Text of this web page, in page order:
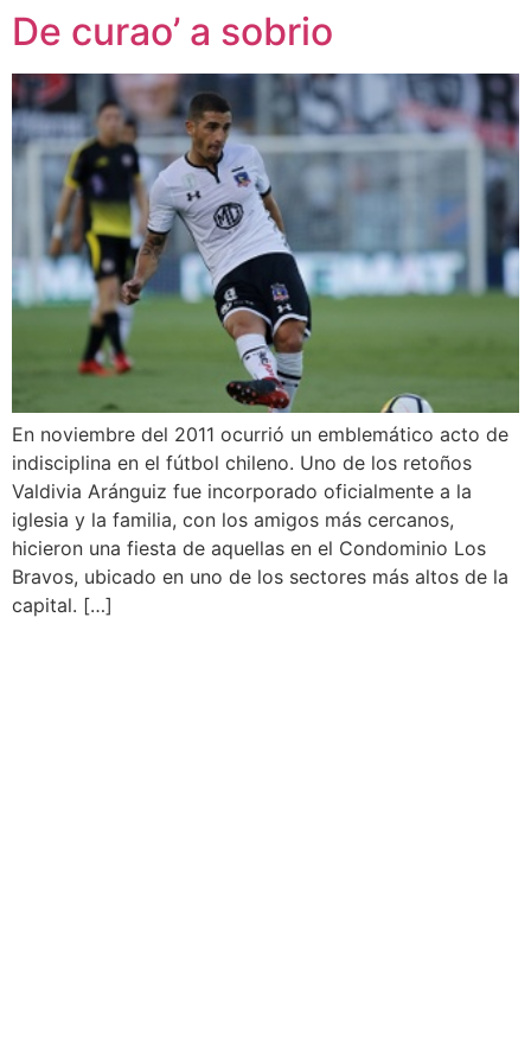
De curao’ a sobrio
En noviembre del 2011 ocurrió un emblemático acto de
indisciplina en el fútbol chileno. Uno de los retoños
Valdivia Aránguiz fue incorporado oficialmente a la
iglesia y la familia, con los amigos más cercanos,
hicieron una fiesta de aquellas en el Condominio Los
Bravos, ubicado en uno de los sectores más altos de la
capital. […]